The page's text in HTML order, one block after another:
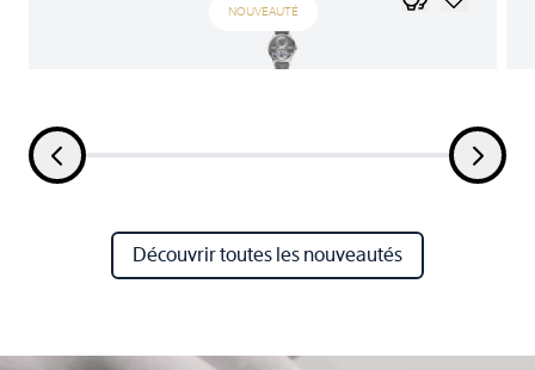
NOUVEAUTÉ
Découvrir toutes les nouveautés